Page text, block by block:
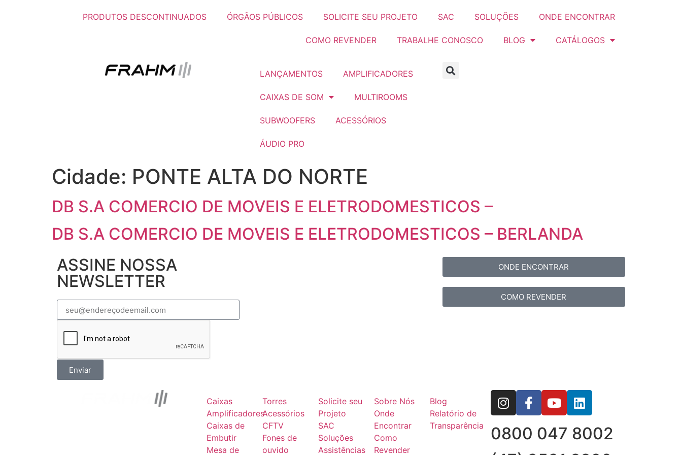
PRODUTOS DESCONTINUADOS ÓRGÃOS PÚBLICOS SOLICITE SEU PROJETO SAC SOLUÇÕES ONDE ENCONTRAR
COMO REVENDER TRABALHE CONOSCO BLOG CATÁLOGOS
LANÇAMENTOS AMPLIFICADORES
CAIXAS DE SOM MULTIROOMS
SUBWOOFERS ACESSÓRIOS
ÁUDIO PRO
Cidade: PONTE ALTA DO NORTE
DB S.A COMERCIO DE MOVEIS E ELETRODOMESTICOS –
DB S.A COMERCIO DE MOVEIS E ELETRODOMESTICOS – BERLANDA
ASSINE NOSSA
NEWSLETTER
Enviar
ONDE ENCONTRAR
COMO REVENDER
Caixas
Amplificadores
Caixas de
Embutir
Mesa de
Torres
Acessórios
CFTV
Fones de
ouvido
Solicite seu
Projeto
SAC
Soluções
Assistências
Sobre Nós
Onde
Encontrar
Como
Revender
Blog
Relatório de
Transparência
0800 047 8002